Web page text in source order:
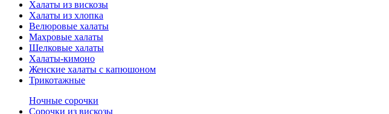
Халаты из вискозы
Халаты из хлопка
Велюровые халаты
Махровые халаты
Шелковые халаты
Халаты-кимоно
Женские халаты с капюшоном
Трикотажные
Ночные сорочки
Сорочки из вискозы